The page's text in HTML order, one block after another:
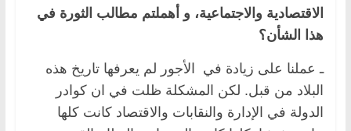
الاقتصادية والاجتماعية، و أهملتم مطالب الثورة في
هذا الشأن؟
ـ عملنا على زيادة في الأجور لم يعرفها تاريخ هذه
البلاد من قبل. لكن المشكلة ظلت في ان كوادر
الدولة في الإدارة والنقابات والاقتصاد كانت كلها